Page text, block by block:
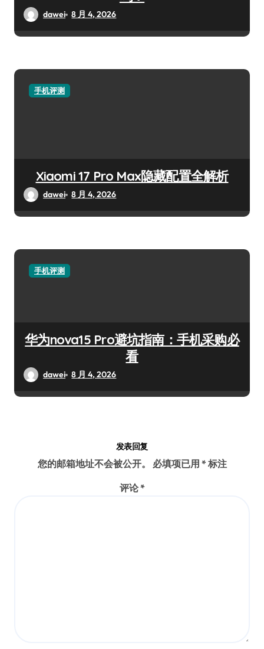
dawei 8 月 4, 2026
手机评测
Xiaomi 17 Pro Max隐藏配置全解析
dawei 8 月 4, 2026
手机评测
华为nova15 Pro避坑指南：手机采购必
看
dawei 8 月 4, 2026
发表回复
您的邮箱地址不会被公开。 必填项已用 *标注
评论*